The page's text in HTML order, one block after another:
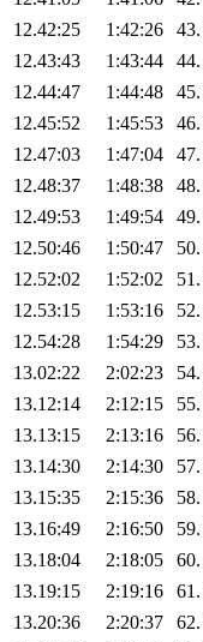
12.42:25
1:42:26 43.
12.43:43
1:43:44 44.
12.44:47
1:44:48 45.
12.45:52
1:45:53 46.
12.47:03
1:47:04 47.
12.48:37
1:48:38 48.
12.49:53
1:49:54 49.
12.50:46
1:50:47 50.
12.52:02
1:52:02 51.
12.53:15
1:53:16 52.
12.54:28
1:54:29 53.
13.02:22
2:02:23 54.
13.12:14
2:12:15 55.
13.13:15
2:13:16 56.
13.14:30
2:14:30 57.
13.15:35
2:15:36 58.
13.16:49
2:16:50 59.
13.18:04
2:18:05 60.
13.19:15
2:19:16 61.
13.20:36
2:20:37 62.